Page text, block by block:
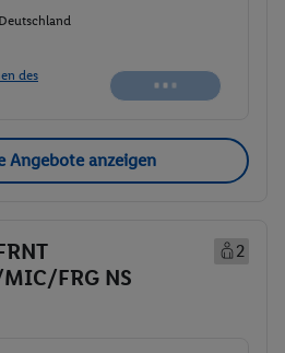
des
Angebote anzeigen
FRG NS
2